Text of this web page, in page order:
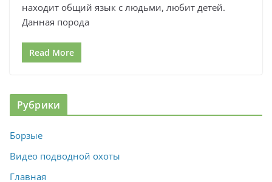
находит общий язык с людьми, любит детей.
Данная порода
Read More
Рубрики
Борзые
Видео подводной охоты
Главная